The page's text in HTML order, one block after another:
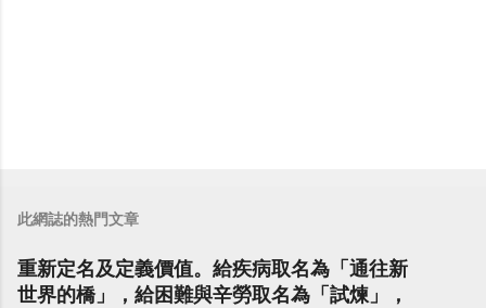
此網誌的熱門文章
重新定名及定義價值。給疾病取名為「通往新
世界的橋」，給困難與辛勞取名為「試煉」，